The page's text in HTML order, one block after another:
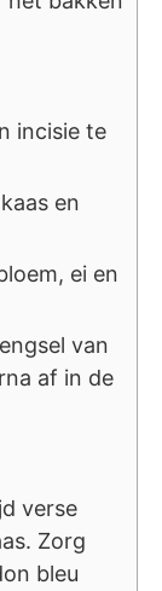
incisie te
en
ei en
van
af in de
verse
Zorg
bleu